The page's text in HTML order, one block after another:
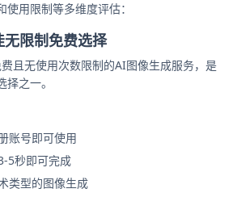
用限制等多维度评估：
限制免费选择
且无使用次数限制的AI图像生成服务，是
之一。
账号即可使用
5秒即可完成
类型的图像生成